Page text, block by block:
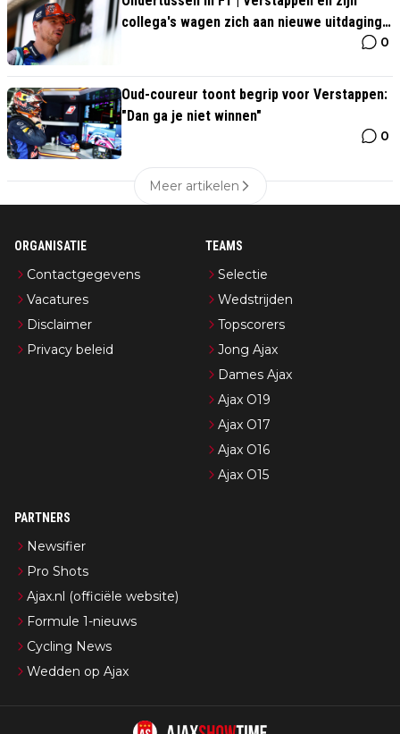
collega's wagen zich aan nieuwe uitdaging
0
Oud-coureur toont begrip voor Verstappen:
"Dan ga je niet winnen"
0
Meer artikelen
ORGANISATIE
Contactgegevens
Vacatures
Disclaimer
Privacy beleid
TEAMS
Selectie
Wedstrijden
Topscorers
Jong Ajax
Dames Ajax
Ajax O19
Ajax O17
Ajax O16
Ajax O15
PARTNERS
Newsifier
Pro Shots
Ajax.nl (officiële website)
Formule 1-nieuws
Cycling News
Wedden op Ajax